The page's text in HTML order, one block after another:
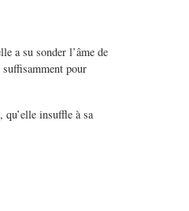
a su sonder l’âme de
pour
insuffle à sa